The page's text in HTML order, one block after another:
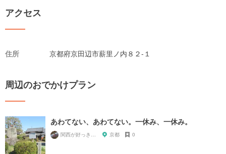
アクセス
住所 京都府京田辺市薪里ノ内８２-１
周辺のおでかけプラン
あわてない、あわてない。一休み、一休み。
京都 0